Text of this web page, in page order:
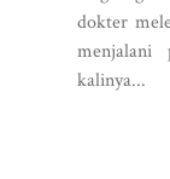
dokter
kalinya...